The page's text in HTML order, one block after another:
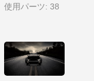
使用パーツ: 38